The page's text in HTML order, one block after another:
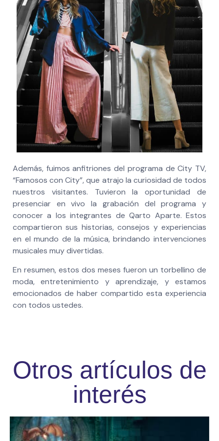
Además, fuimos anfitriones del programa de City TV,
“Famosos con City”, que atrajo la curiosidad de todos
nuestros visitantes. Tuvieron la oportunidad de
presenciar en vivo la grabación del programa y
conocer a los integrantes de Qarto Aparte. Estos
compartieron sus historias, consejos y experiencias
en el mundo de la música, brindando intervenciones
musicales muy divertidas.
En resumen, estos dos meses fueron un torbellino de
moda, entretenimiento y aprendizaje, y estamos
emocionados de haber compartido esta experiencia
con todos ustedes.
Otros artículos de
interés